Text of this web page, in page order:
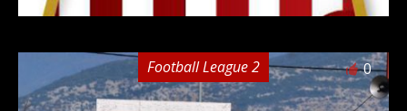
Football League 2 0